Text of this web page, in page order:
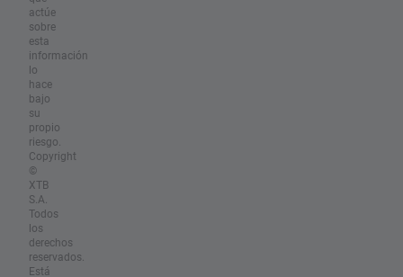
actúe
sobre
esta
información
lo
hace
bajo
su
propio
riesgo.
Copyright
©
XTB
S.A.
Todos
los
derechos
reservados.
Está